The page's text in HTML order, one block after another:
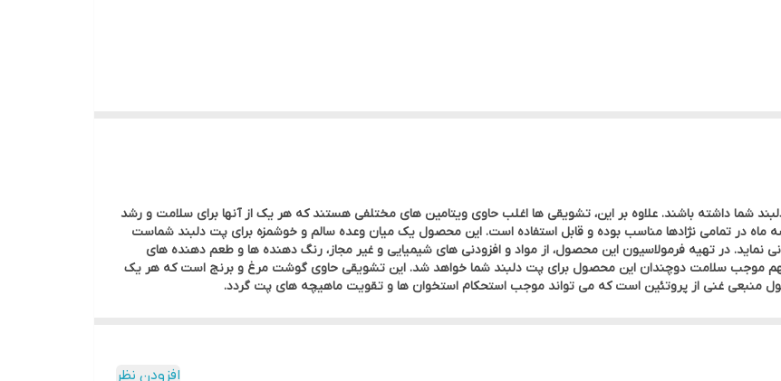
شما داشته باشند. علاوه بر این، تشویقی ها اغلب حاوی ویتامین های مختلفی هستند که هر یک از آنها برای سلامت و رشد
ماه در تمامی نژادها مناسب بوده و قابل استفاده است. این محصول یک میان وعده سالم و خوشمزه برای پت دلبند شماست
در تهیه فرمولاسیون این محصول، از مواد و افزودنی های شیمیایی و غیر مجاز، رنگ دهنده ها و طعم دهنده های
موجب سلامت دوچندان این محصول برای پت دلبند شما خواهد شد. این تشویقی حاوی گوشت مرغ و برنج است که هر یک
منبعی غنی از پروتئین است که می تواند موجب استحکام استخوان ها و تقویت ماهیچه های پت گردد.
افزودن نظر